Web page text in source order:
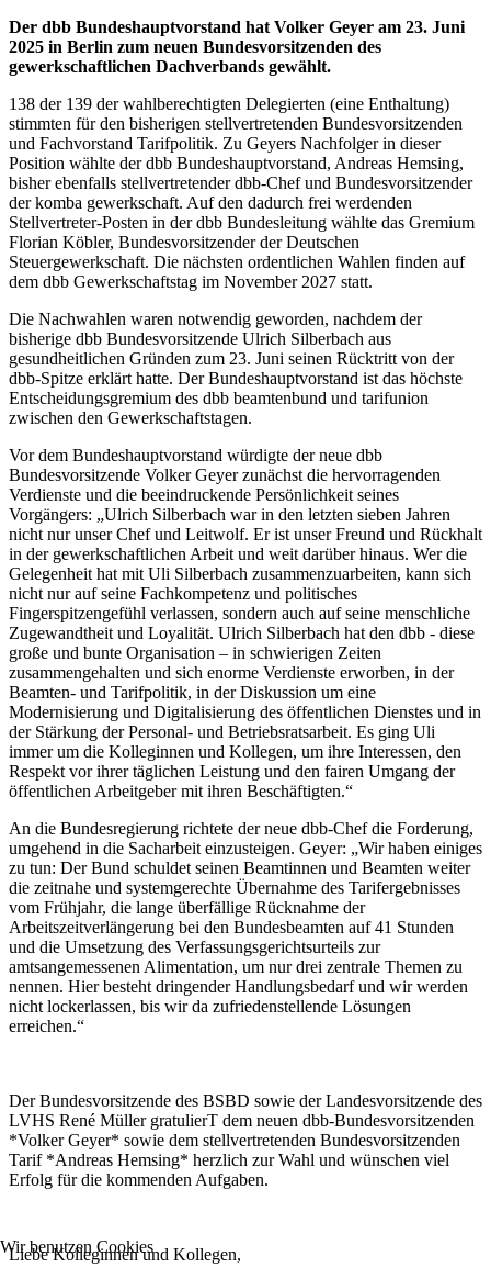
Der dbb Bundeshauptvorstand hat Volker Geyer am 23. Juni
2025 in Berlin zum neuen Bundesvorsitzenden des
gewerkschaftlichen Dachverbands gewählt.
138 der 139 der wahlberechtigten Delegierten (eine Enthaltung)
stimmten für den bisherigen stellvertretenden Bundesvorsitzenden
und Fachvorstand Tarifpolitik. Zu Geyers Nachfolger in dieser
Position wählte der dbb Bundeshauptvorstand, Andreas Hemsing,
bisher ebenfalls stellvertretender dbb-Chef und Bundesvorsitzender
der komba gewerkschaft. Auf den dadurch frei werdenden
Stellvertreter-Posten in der dbb Bundesleitung wählte das Gremium
Florian Köbler, Bundesvorsitzender der Deutschen
Steuergewerkschaft. Die nächsten ordentlichen Wahlen finden auf
dem dbb Gewerkschaftstag im November 2027 statt.
Die Nachwahlen waren notwendig geworden, nachdem der
bisherige dbb Bundesvorsitzende Ulrich Silberbach aus
gesundheitlichen Gründen zum 23. Juni seinen Rücktritt von der
dbb-Spitze erklärt hatte. Der Bundeshauptvorstand ist das höchste
Entscheidungsgremium des dbb beamtenbund und tarifunion
zwischen den Gewerkschaftstagen.
Vor dem Bundeshauptvorstand würdigte der neue dbb
Bundesvorsitzende Volker Geyer zunächst die hervorragenden
Verdienste und die beeindruckende Persönlichkeit seines
Vorgängers: „Ulrich Silberbach war in den letzten sieben Jahren
nicht nur unser Chef und Leitwolf. Er ist unser Freund und Rückhalt
in der gewerkschaftlichen Arbeit und weit darüber hinaus. Wer die
Gelegenheit hat mit Uli Silberbach zusammenzuarbeiten, kann sich
nicht nur auf seine Fachkompetenz und politisches
Fingerspitzengefühl verlassen, sondern auch auf seine menschliche
Zugewandtheit und Loyalität. Ulrich Silberbach hat den dbb - diese
große und bunte Organisation – in schwierigen Zeiten
zusammengehalten und sich enorme Verdienste erworben, in der
Beamten- und Tarifpolitik, in der Diskussion um eine
Modernisierung und Digitalisierung des öffentlichen Dienstes und in
der Stärkung der Personal- und Betriebsratsarbeit. Es ging Uli
immer um die Kolleginnen und Kollegen, um ihre Interessen, den
Respekt vor ihrer täglichen Leistung und den fairen Umgang der
öffentlichen Arbeitgeber mit ihren Beschäftigten.“
An die Bundesregierung richtete der neue dbb-Chef die Forderung,
umgehend in die Sacharbeit einzusteigen. Geyer: „Wir haben einiges
zu tun: Der Bund schuldet seinen Beamtinnen und Beamten weiter
die zeitnahe und systemgerechte Übernahme des Tarifergebnisses
vom Frühjahr, die lange überfällige Rücknahme der
Arbeitszeitverlängerung bei den Bundesbeamten auf 41 Stunden
und die Umsetzung des Verfassungsgerichtsurteils zur
amtsangemessenen Alimentation, um nur drei zentrale Themen zu
nennen. Hier besteht dringender Handlungsbedarf und wir werden
nicht lockerlassen, bis wir da zufriedenstellende Lösungen
erreichen.“
Der Bundesvorsitzende des BSBD sowie der Landesvorsitzende des
LVHS René Müller gratulierT dem neuen dbb-Bundesvorsitzenden
*Volker Geyer* sowie dem stellvertretenden Bundesvorsitzenden
Tarif *Andreas Hemsing* herzlich zur Wahl und wünschen viel
Erfolg für die kommenden Aufgaben.
Liebe Kolleginnen und Kollegen,
Wir benutzen Cookies